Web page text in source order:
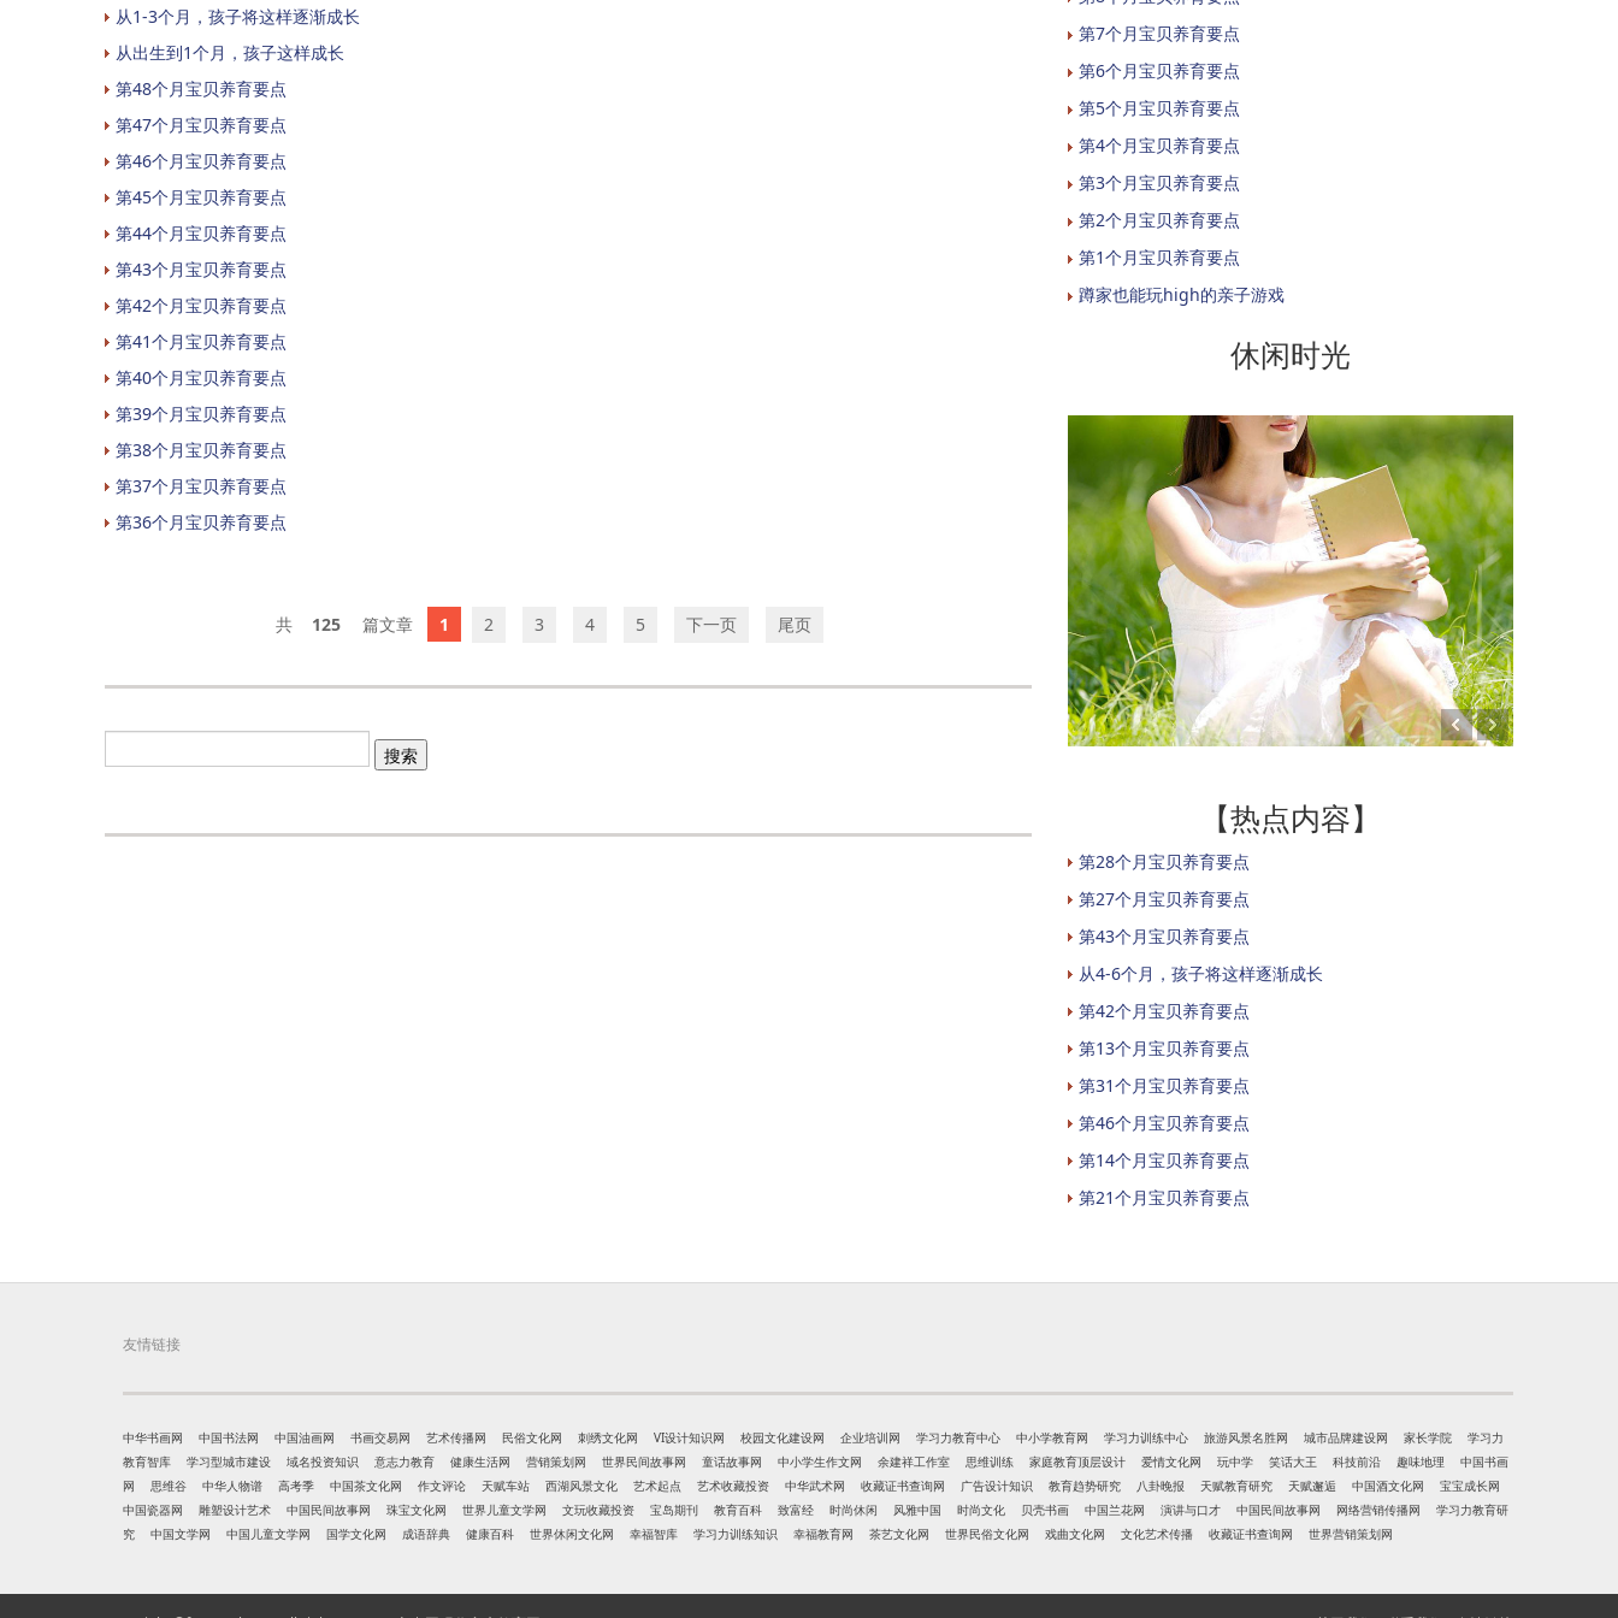
从1-3个月，孩子将这样逐渐成长
从出生到1个月，孩子这样成长
第48个月宝贝养育要点
第47个月宝贝养育要点
第46个月宝贝养育要点
第45个月宝贝养育要点
第44个月宝贝养育要点
第43个月宝贝养育要点
第42个月宝贝养育要点
第41个月宝贝养育要点
第40个月宝贝养育要点
第39个月宝贝养育要点
第38个月宝贝养育要点
第37个月宝贝养育要点
第36个月宝贝养育要点
125 1 2 3 4 5 下一页 尾页
第7个月宝贝养育要点
第6个月宝贝养育要点
第5个月宝贝养育要点
第4个月宝贝养育要点
第3个月宝贝养育要点
第2个月宝贝养育要点
第1个月宝贝养育要点
蹲家也能玩high的亲子游戏
休闲时光
【热点内容】
第28个月宝贝养育要点
第27个月宝贝养育要点
第43个月宝贝养育要点
从4-6个月，孩子将这样逐渐成长
第42个月宝贝养育要点
第13个月宝贝养育要点
第31个月宝贝养育要点
第46个月宝贝养育要点
第14个月宝贝养育要点
第21个月宝贝养育要点
友情链接
中华书画网 中国书法网 中国油画网 书画交易网 艺术传播网 民俗文化网 刺绣文化网 VI设计知识网 校园文化建设网 企业培训网 学习力教育中心 中小学教育网 学习力训练中心 旅游风景名胜网 城市品牌建设网 家长学院
学习力
教育智库
学习型城市建设 域名投资知识 意志力教育 健康生活网 营销策划网 世界民间故事网 童话故事网 中小学生作文网 余建祥工作室 思维训练 家庭教育顶层设计 爱情文化网 玩中学 笑话大王 科技前沿 趣味地理
中国书画
网
思维谷 中华人物谱 高考季 中国茶文化网 作文评论 天赋车站 西湖风景文化 艺术起点 艺术收藏投资 中华武术网 收藏证书查询网 广告设计知识 教育趋势研究 八卦晚报 天赋教育研究 天赋邂逅 中国酒文化网
宝宝成长网
中国瓷器网
雕塑设计艺术 中国民间故事网 珠宝文化网 世界儿童文学网 文玩收藏投资 宝岛期刊 教育百科 致富经 时尚休闲 风雅中国 时尚文化 贝壳书画 中国兰花网 演讲与口才 中国民间故事网 网络营销传播网
学习力教育研
究
中国文学网 中国儿童文学网 国学文化网 成语辞典 健康百科 世界休闲文化网 幸福智库 学习力训练知识 幸福教育网 茶艺文化网 世界民俗文化网 戏曲文化网 文化艺术传播 收藏证书查询网 世界营销策划网